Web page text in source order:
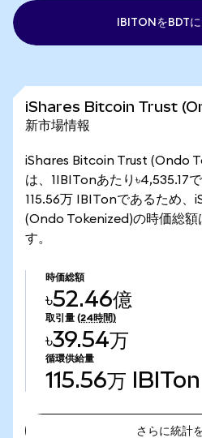
IBITONをBDT
iShares Bitcoin Trust
新市場情報
iShares Bitcoin Trust (Ondo
は、1IBITonあたり৳4,535.17
115.56万 IBITonであるため
(Ondo Tokenized)の時価総額
す。
時価総額
৳52.46億
取引量 (24時間)
৳39.54万
循環供給量
115.56万 IBITon
さらに統計